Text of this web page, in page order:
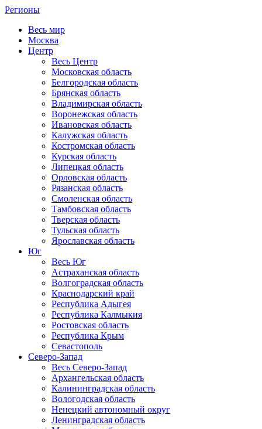
Регионы
Весь мир
Москва
Центр
Весь Центр
Московская область
Белгородская область
Брянская область
Владимирская область
Воронежская область
Ивановская область
Калужская область
Костромская область
Курская область
Липецкая область
Орловская область
Рязанская область
Смоленская область
Тамбовская область
Тверская область
Тульская область
Ярославская область
Юг
Весь Юг
Астраханская область
Волгоградская область
Краснодарский край
Республика Адыгея
Республика Калмыкия
Ростовская область
Республика Крым
Севастополь
Северо-Запад
Весь Северо-Запад
Архангельская область
Калининградская область
Вологодская область
Ненецкий автономный округ
Ленинградская область